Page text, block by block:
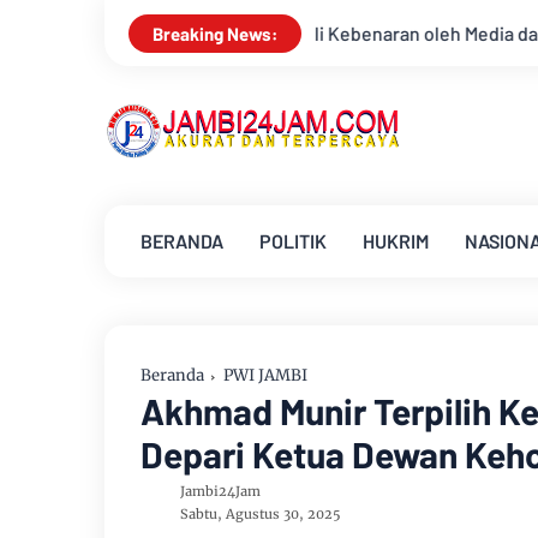
Breaking News:
Kemarau Memuncak, Debit Sungai
BERANDA POLITIK HUKRIM
Beranda PWI JAMBI
Akhmad Munir Terpilih
Depari Ketua Dewan
Jambi24Jam
Sabtu, Agustus 30, 2025